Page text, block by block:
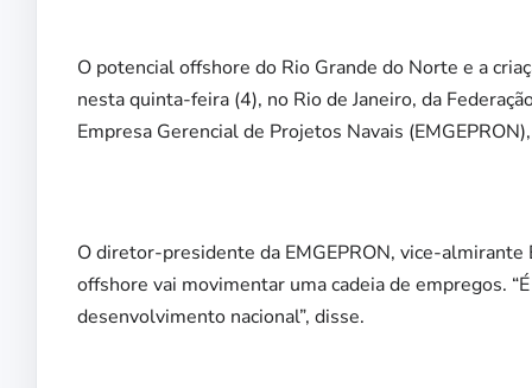
O potencial offshore do Rio Grande do Norte e a
nesta quinta-feira (4), no Rio de Janeiro, da
Empresa Gerencial de Projetos Navais
O diretor-presidente da EMGEPRON, vice-
offshore vai movimentar uma cadeia de empregos.
desenvolvimento nacional”, disse.